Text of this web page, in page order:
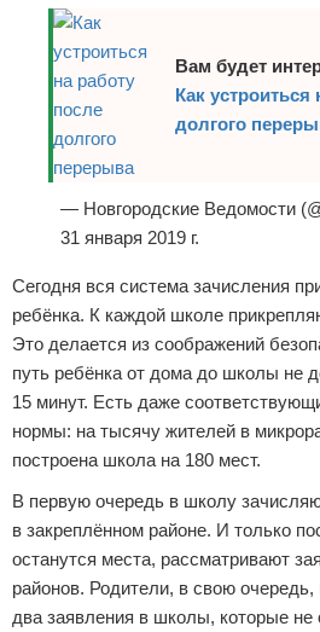
Вам будет
Как устроиться
долгого
— Новгородские Ведомости
31 января 2019 г.
Сегодня вся система зачисления
ребёнка. К каждой школе
Это делается из соображений
путь ребёнка от дома до школы не
15 минут. Есть даже
нормы: на тысячу жителей в
построена школа на 180 мест.
В первую очередь в школу
в закреплённом районе. И только
останутся места, рассматривают
районов. Родители, в свою
два заявления в школы, которые не